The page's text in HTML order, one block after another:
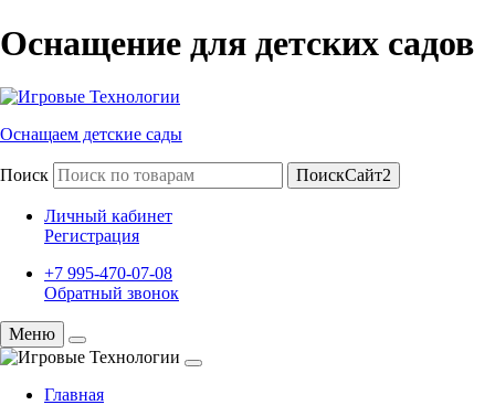
Оснащение для детских садов
Оснащаем детские сады
Поиск ПоискСайт2
Личный кабинет
Регистрация
+7 995-470-07-08
Обратный звонок
Меню
Главная